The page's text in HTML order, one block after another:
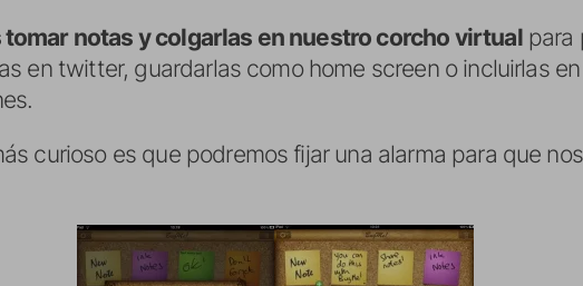
notas y colgarlas en nuestro corcho virtualpara
en twitter, guardarlas como home screen o incluirlas
curioso es que podremos fijar una alarma para que